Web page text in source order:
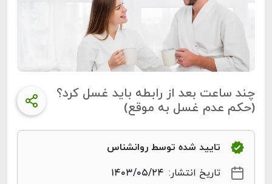
چند ساعت بعد از رابطه باید غسل کرد؟
(حکم عدم غسل به موقع)
تایید شده توسط روانشناس
تاریخ انتشار: ۱۴۰۳/۰۵/۲۴